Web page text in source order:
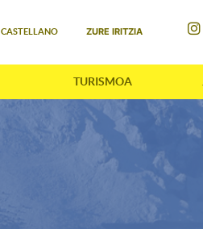
CASTELLANO ZURE IRITZIA
TURISMOA